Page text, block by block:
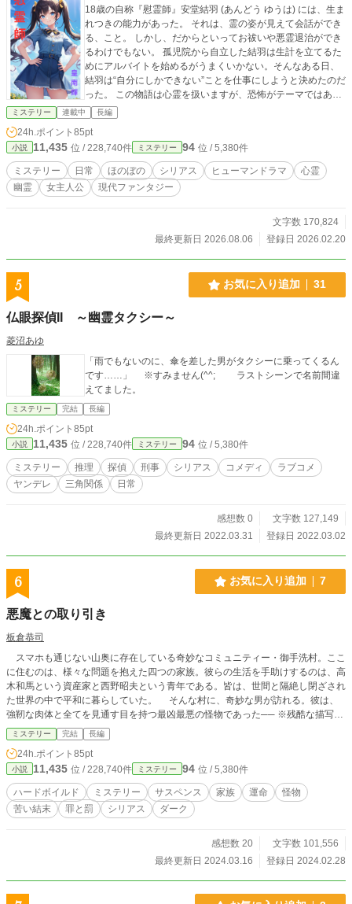
18歳の自称『慰霊師』安堂結羽 (あんどう ゆうは) には、生ま
れつきの能力があった。 それは、霊の姿が見えて会話ができ
る、こと。 しかし、だからといってお祓いや悪霊退治ができ
るわけでもない。 孤児院から自立した結羽は生計を立てるた
めにアルバイトを始めるがうまくいかない。そんなある日、
結羽は“自分にしかできない”ことを仕事にしようと決めたのだ
った。 この物語は心霊を扱いますが、恐怖がテーマではあり
ません。大半がほのぼのとした内容ですので、安心してお読
みください♪︎
ミステリー 連載中 長編
24h.ポイント 85pt
小説 11,435 位 / 228,740件 ミステリー 94 位 / 5,380件
ミステリー 日常 ほのぼの シリアス ヒューマンドラマ
心霊
幽霊
女主人公 現代ファンタジー
文字数 170,824
最終更新日 2026.08.06
登録日 2026.02.20
5 お気に入り追加 31
仏眼探偵II ～幽霊タクシー～
菱沼あゆ
「雨でもないのに、傘を差した男がタクシーに乗ってくるん
です……」 ※すみません(^^; ラストシーンで名前間違
えてました。
ミステリー 完結 長編
24h.ポイント 85pt
小説 11,435 位 / 228,740件 ミステリー 94 位 / 5,380件
ミステリー 推理 探偵 刑事 シリアス コメディ
ラブコメ
ヤンデレ
三角関係 日常
感想数 0
文字数 127,149
最終更新日 2022.03.31
登録日 2022.03.02
6 お気に入り追加 7
悪魔との取り引き
板倉恭司
スマホも通じない山奥に存在している奇妙なコミュニティー・御手洗村。ここ
に住むのは、様々な問題を抱えた四つの家族。彼らの生活を手助けするのは、高
木和馬という資産家と西野昭夫という青年である。皆は、世間と隔絶し閉ざされ
た世界の中で平和に暮らしていた。 そんな村に、奇妙な男が訪れる。彼は、
強靭な肉体と全てを見通す目を持つ最凶最悪の怪物であった── ※残酷な描写、
胸糞な展開があります。また、ハッピーエンドと呼べる終わり方ではありませ
ん。
ミステリー 完結 長編
24h.ポイント 85pt
小説 11,435 位 / 228,740件 ミステリー 94 位 / 5,380件
ハードボイルド ミステリー サスペンス 家族 運命
怪物
苦い結末
罪と罰 シリアス ダーク
感想数 20
文字数 101,556
最終更新日 2024.03.16
登録日 2024.02.28